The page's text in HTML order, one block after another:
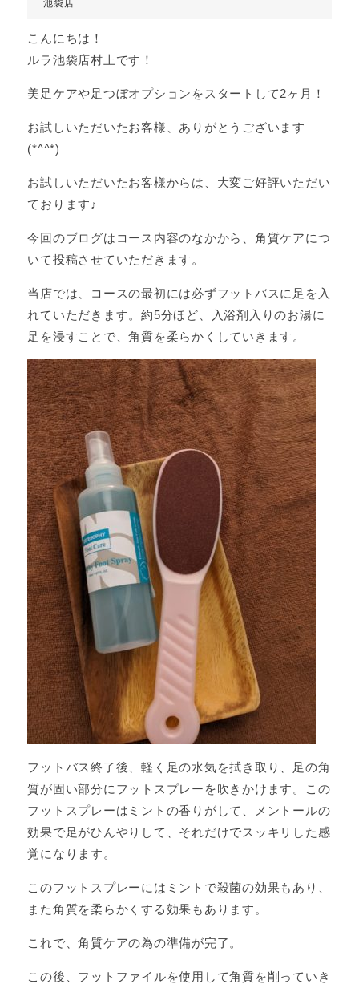
池袋店
こんにちは！
ルラ池袋店村上です！
美足ケアや足つぼオプションをスタートして2ヶ月！
お試しいただいたお客様、ありがとうございます
(*^^*)
お試しいただいたお客様からは、大変ご好評いただい
ております♪
今回のブログはコース内容のなかから、角質ケアにつ
いて投稿させていただきます。
当店では、コースの最初には必ずフットバスに足を入
れていただきます。約5分ほど、入浴剤入りのお湯に
足を浸すことで、角質を柔らかくしていきます。
フットバス終了後、軽く足の水気を拭き取り、足の角
質が固い部分にフットスプレーを吹きかけます。この
フットスプレーはミントの香りがして、メントールの
効果で足がひんやりして、それだけでスッキリした感
覚になります。
このフットスプレーにはミントで殺菌の効果もあり、
また角質を柔らかくする効果もあります。
これで、角質ケアの為の準備が完了。
この後、フットファイルを使用して角質を削っていき